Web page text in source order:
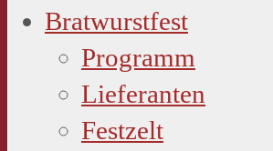
Bratwurstfest
Programm
Lieferanten
Festzelt